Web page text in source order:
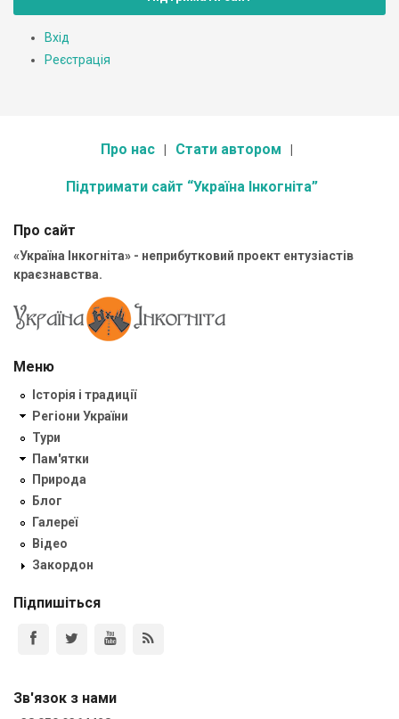
Вхід
Реєстрація
Про нас Стати автором
Підтримати сайт “Україна Інкогніта”
Про сайт
«Україна Інкогніта» - неприбутковий проект ентузіастів
краєзнавства.
Меню
Історія і традиції
Регіони України
Тури
Пам'ятки
Природа
Блог
Галереї
Відео
Закордон
Підпишіться
Зв'язок з нами